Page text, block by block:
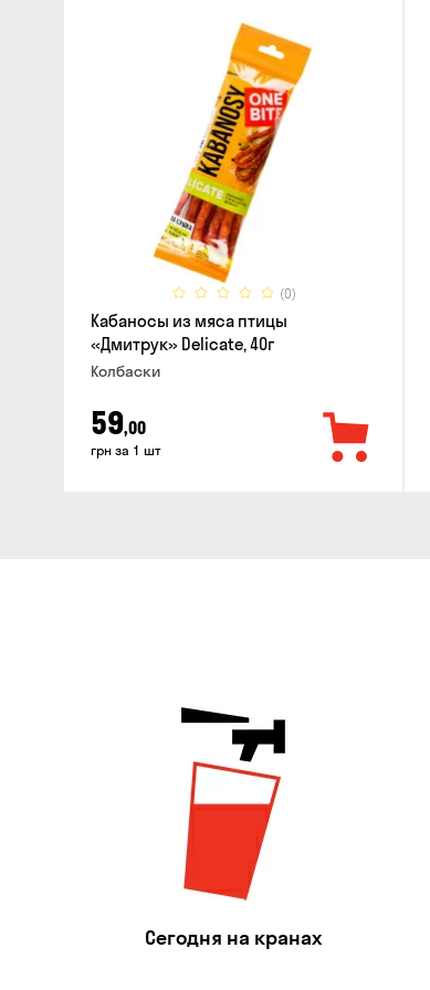
(0)
Кабаносы из мяса птицы
«Дмитрук» Delicate, 40г
Колбаски
59,00
грн за 1 шт
Сегодня на кранах